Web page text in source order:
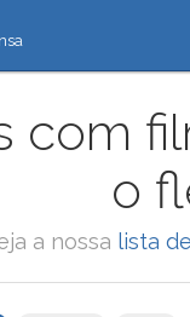
com
o
a nossa lista